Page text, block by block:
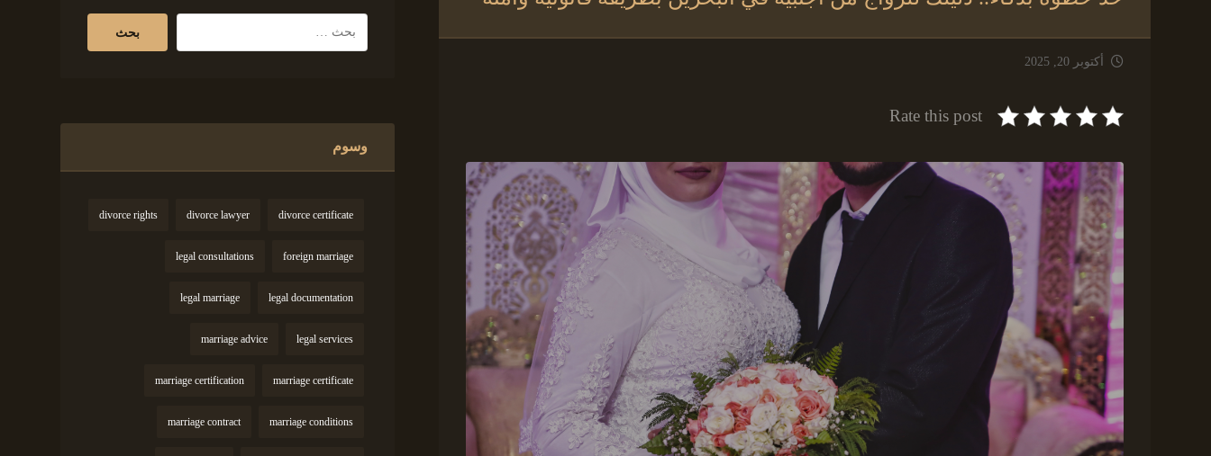
أكتوبر 20, 2025
Rate this post
وسوم
divorce certificate
divorce lawyer
divorce rights
foreign marriage
legal consultations
legal documentation
legal marriage
legal services
marriage advice
marriage certificate
marriage certification
marriage conditions
marriage contract